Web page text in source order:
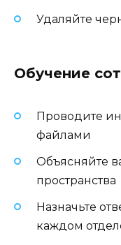
Удаляйте
Обучение
Проводите
файлами
Объясняйте
пространства
Назначьте
каждом